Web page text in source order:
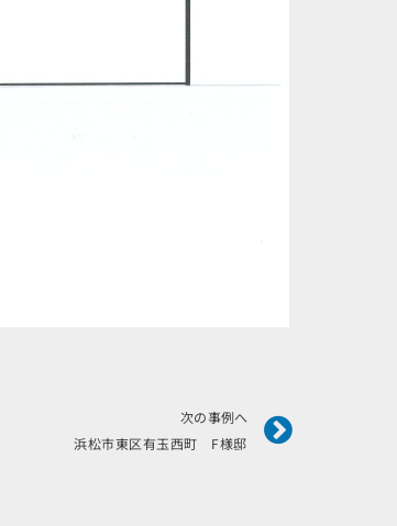
次の事例へ
浜松市東区有玉西町 F様邸
Next